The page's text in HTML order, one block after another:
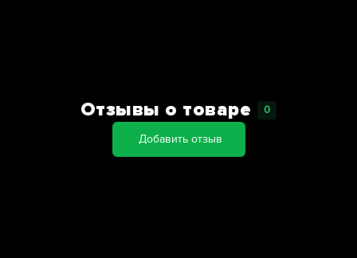
Отзывы о товаре 0
Добавить отзыв